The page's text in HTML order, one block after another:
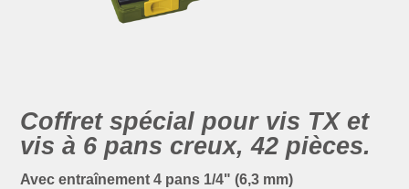
Coffret spécial pour vis TX et
vis à 6 pans creux, 42 pièces.
Avec entraînement 4 pans 1/4" (6,3 mm)